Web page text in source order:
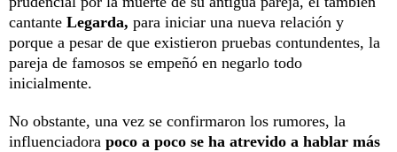
cantante Legarda, para iniciar una nueva relación y
porque a pesar de que existieron pruebas contundentes, la
pareja de famosos se empeñó en negarlo todo
inicialmente.
No obstante, una vez se confirmaron los rumores, la
influenciadora poco a poco se ha atrevido a hablar más